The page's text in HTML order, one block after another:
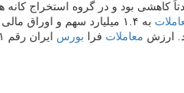
بود و در گروه استخراج كانه
به ۱.۴ میلیارد سهم و اوراق مالی دست پیدا كرد. همینطور تعداد
معاملات فرا بورس ایران رقم ۳۶۱ میلیارد تومان را تجربه نمود و حجم